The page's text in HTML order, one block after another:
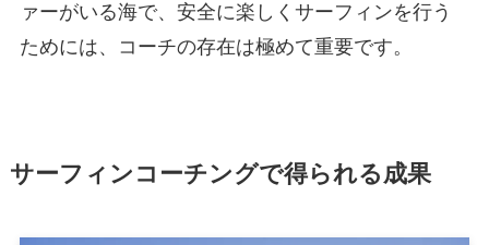
ァーがいる海で、安全に楽しくサーフィンを行う
ためには、コーチの存在は極めて重要です。
サーフィンコーチングで得られる成果